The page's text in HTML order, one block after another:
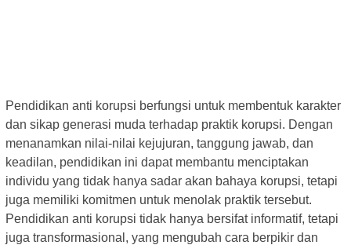
Pendidikan anti korupsi berfungsi untuk membentuk karakter
dan sikap generasi muda terhadap praktik korupsi. Dengan
menanamkan nilai-nilai kejujuran, tanggung jawab, dan
keadilan, pendidikan ini dapat membantu menciptakan
individu yang tidak hanya sadar akan bahaya korupsi, tetapi
juga memiliki komitmen untuk menolak praktik tersebut.
Pendidikan anti korupsi tidak hanya bersifat informatif, tetapi
juga transformasional, yang mengubah cara berpikir dan